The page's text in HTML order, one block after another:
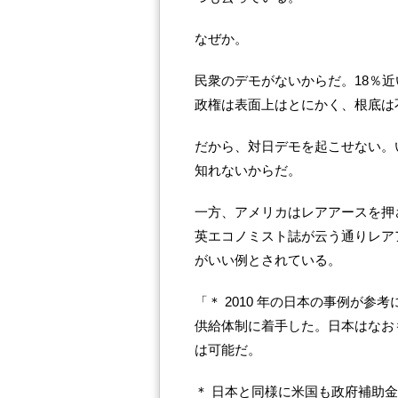
なぜか。
民衆のデモがないからだ。18％
政権は表面上はとにかく、根底
だから、対日デモを起こせない
知れないからだ。
一方、アメリカはレアアースを
英エコノミスト誌が云う通りレ
がいい例とされている。
「＊ 2010 年の日本の事例が参
供給体制に着手した。日本はな
は可能だ。
＊ 日本と同様に米国も政府補助